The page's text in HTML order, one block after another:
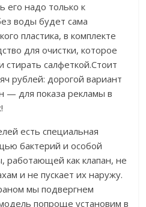
надо только к
воды будет сама
пластика, в комплекте
для очистки, которое
стирать салфеткой.Стоит
рублей: дорогой вариант
— для показа рекламы в
есть специальная
бактерий и особой
работающей как клапан, не
и не пускает их наружу.
мы подвергнем
попроще установим в